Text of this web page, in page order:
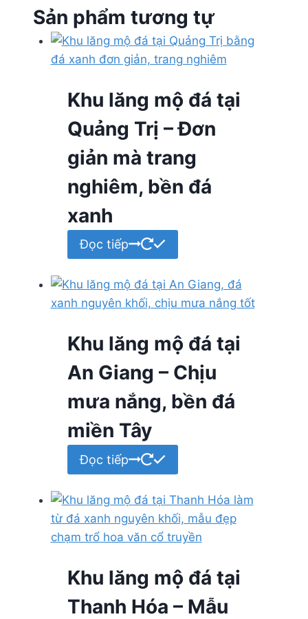
Sản phẩm tương tự
Khu lăng mộ đá tại
Quảng Trị – Đơn
giản mà trang
nghiêm, bền đá
xanh
Đọc tiếp
Khu lăng mộ đá tại
An Giang – Chịu
mưa nắng, bền đá
miền Tây
Đọc tiếp
Khu lăng mộ đá tại
Thanh Hóa – Mẫu